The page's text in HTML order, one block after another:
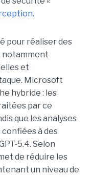
pour réaliser des
notamment
et
Microsoft
hybride : les
par ce
que les analyses
à des
5.4. Selon
de réduire les
un niveau de